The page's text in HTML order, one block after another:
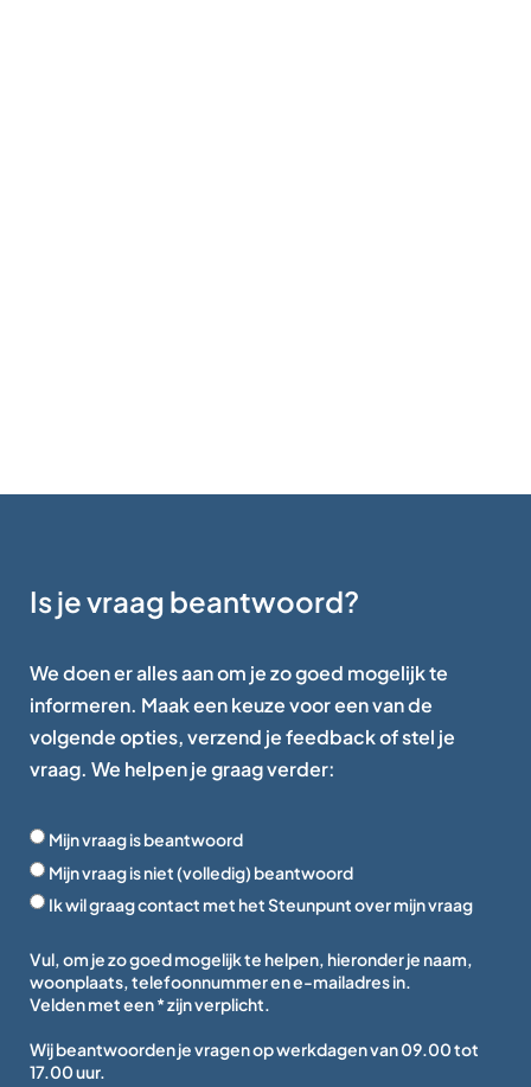
Is je vraag beantwoord?
We doen er alles aan om je zo goed mogelijk te
informeren. Maak een keuze voor een van de
volgende opties, verzend je feedback of stel je
vraag. We helpen je graag verder:
Mijn vraag is beantwoord
Mijn vraag is niet (volledig) beantwoord
Ik wil graag contact met het Steunpunt over mijn vraag
Vul, om je zo goed mogelijk te helpen, hieronder je naam,
woonplaats, telefoonnummer en e-mailadres in.
Velden met een * zijn verplicht.
Wij beantwoorden je vragen op werkdagen van 09.00 tot
17.00 uur.